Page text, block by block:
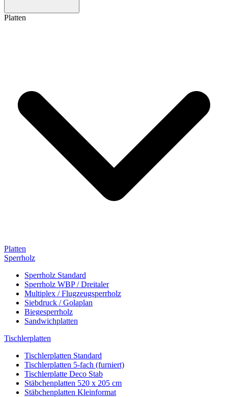
Platten
Platten
Sperrholz
Sperrholz Standard
Sperrholz WBP / Dreitaler
Multiplex / Flugzeugsperrholz
Siebdruck / Golaplan
Biegesperrholz
Sandwichplatten
Tischlerplatten
Tischlerplatten Standard
Tischlerplatten 5-fach (furniert)
Tischlerplatte Deco Stab
Stäbchenplatten 520 x 205 cm
Stäbchenplatten Kleinformat